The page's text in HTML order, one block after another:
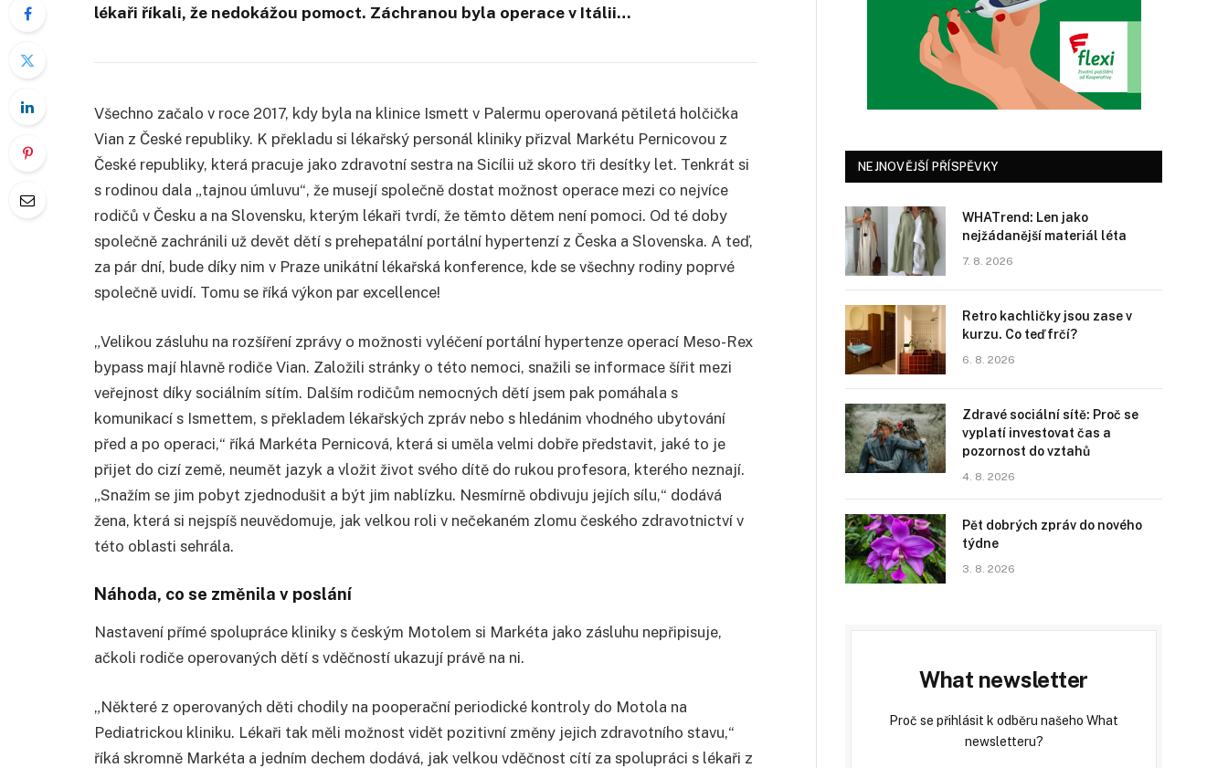
lékaři říkali, že nedokážou pomoct. Záchranou byla operace v Itálii…
Všechno začalo v roce 2017, kdy byla na klinice Ismett v Palermu operovaná pětiletá holčička
Vian z České republiky. K překladu si lékařský personál kliniky přizval Markétu Pernicovou z
České republiky, která pracuje jako zdravotní sestra na Sicílii už skoro tři desítky let. Tenkrát si
s rodinou dala „tajnou úmluvu“, že musejí společně dostat možnost operace mezi co nejvíce
rodičů v Česku a na Slovensku, kterým lékaři tvrdí, že těmto dětem není pomoci. Od té doby
společně zachránili už devět dětí s prehepatální portální hypertenzí z Česka a Slovenska. A teď,
za pár dní, bude díky nim v Praze unikátní lékařská konference, kde se všechny rodiny poprvé
společně uvidí. Tomu se říká výkon par excellence!
„Velikou zásluhu na rozšíření zprávy o možnosti vyléčení portální hypertenze operací Meso-Rex
bypass mají hlavně rodiče Vian. Založili stránky o této nemoci, snažili se informace šířit mezi
veřejnost díky sociálním sítím. Dalším rodičům nemocných dětí jsem pak pomáhala s
komunikací s Ismettem, s překladem lékařských zpráv nebo s hledánim vhodného ubytování
před a po operaci,“ říká Markéta Pernicová, která si uměla velmi dobře představit, jaké to je
přijet do cizí země, neumět jazyk a vložit život svého dítě do rukou profesora, kterého neznají.
„Snažím se jim pobyt zjednodušit a být jim nablízku. Nesmírně obdivuju jejích sílu,“ dodává
žena, která si nejspíš neuvědomuje, jak velkou roli v nečekaném zlomu českého zdravotnictví v
této oblasti sehrála.
Náhoda, co se změnila v poslání
Nastavení přímé spolupráce kliniky s českým Motolem si Markéta jako zásluhu nepřipisuje,
ačkoli rodiče operovaných dětí s vděčností ukazují právě na ni.
„Některé z operovaných děti chodily na pooperační periodické kontroly do Motola na
Pediatrickou kliniku. Lékaři tak měli možnost vidět pozitivní změny jejich zdravotního stavu,“
říká skromně Markéta a jedním dechem dodává, jak velkou vděčnost cítí za spolupráci s lékaři z
NEJNOVĚJŠÍ PŘÍSPĚVKY
WHATrend: Len jako
nejžádanější materiál léta
7. 8. 2026
Retro kachličky jsou zase v
kurzu. Co teď frčí?
6. 8. 2026
Zdravé sociální sítě: Proč se
vyplatí investovat čas a
pozornost do vztahů
4. 8. 2026
Pět dobrých zpráv do nového
týdne
3. 8. 2026
What newsletter
Proč se přihlásit k odběru našeho What
newsletteru?